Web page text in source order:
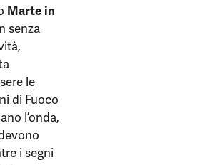
Marte in
senza
le
di Fuoco
l’onda,
i segni